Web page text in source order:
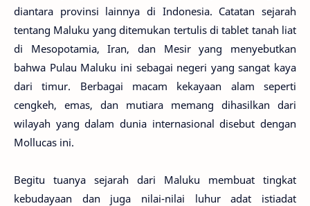
diantara provinsi lainnya di Indonesia. Catatan sejarah
tentang Maluku yang ditemukan tertulis di tablet tanah liat
di Mesopotamia, Iran, dan Mesir yang menyebutkan
bahwa Pulau Maluku ini sebagai negeri yang sangat kaya
dari timur. Berbagai macam kekayaan alam seperti
cengkeh, emas, dan mutiara memang dihasilkan dari
wilayah yang dalam dunia internasional disebut dengan
Mollucas ini.
Begitu tuanya sejarah dari Maluku membuat tingkat
kebudayaan dan juga nilai-nilai luhur adat istiadat